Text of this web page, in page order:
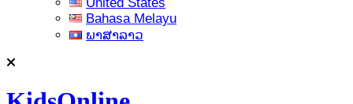
Bahasa Melayu
ພາສາລາວ